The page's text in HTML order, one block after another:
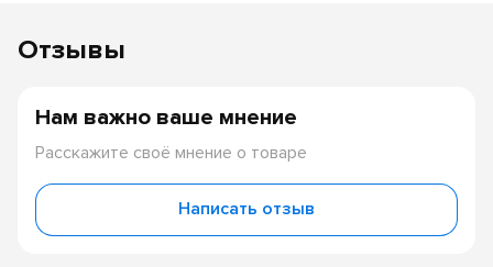
Отзывы
Нам важно ваше мнение
Расскажите своё мнение о товаре
Написать отзыв